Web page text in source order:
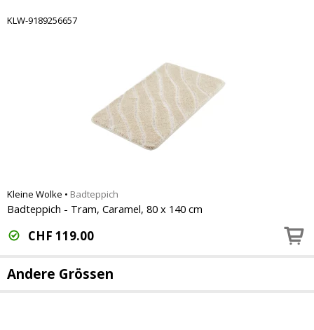
KLW-9189256657
Kleine Wolke • Badteppich
Badteppich - Tram, Caramel, 80 x 140 cm
CHF 119.00
Andere Grössen